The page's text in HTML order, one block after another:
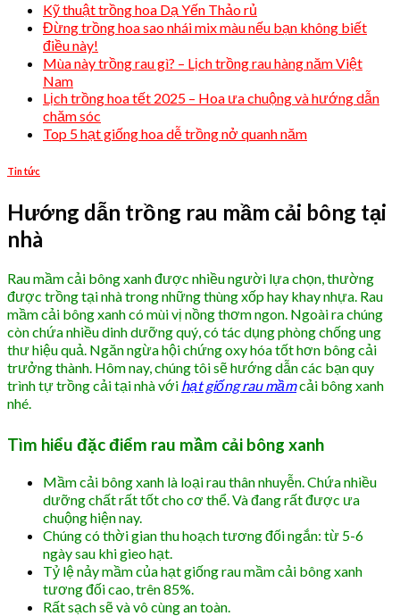
Kỹ thuật trồng hoa Dạ Yến Thảo rủ
Đừng trồng hoa sao nhái mix màu nếu bạn không biết
điều này!
Mùa này trồng rau gì? – Lịch trồng rau hàng năm Việt
Nam
Lịch trồng hoa tết 2025 – Hoa ưa chuộng và hướng dẫn
chăm sóc
Top 5 hạt giống hoa dễ trồng nở quanh năm
Tin tức
Hướng dẫn trồng rau mầm cải bông tại
nhà
Rau mầm cải bông xanh được nhiều người lựa chọn, thường
được trồng tại nhà trong những thùng xốp hay khay nhựa. Rau
mầm cải bông xanh có mùi vị nồng thơm ngon. Ngoài ra chúng
còn chứa nhiều dinh dưỡng quý, có tác dụng phòng chống ung
thư hiệu quả. Ngăn ngừa hội chứng oxy hóa tốt hơn bông cải
trưởng thành. Hôm nay, chúng tôi sẽ hướng dẫn các bạn quy
trình tự trồng cải tại nhà với hạt giống rau mầmcải bông xanh
nhé.
Tìm hiểu đặc điểm rau mầm cải bông xanh
Mầm cải bông xanh là loại rau thân nhuyễn. Chứa nhiều
dưỡng chất rất tốt cho cơ thể. Và đang rất được ưa
chuộng hiện nay.
Chúng có thời gian thu hoạch tương đối ngắn: từ 5-6
ngày sau khi gieo hạt.
Tỷ lệ nảy mầm của hạt giống rau mầm cải bông xanh
tương đối cao, trên 85%.
Rất sạch sẽ và vô cùng an toàn.